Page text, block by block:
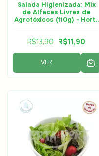
Salada Higienizada: Mix
de Alfaces Livres de
Agrotóxicos (110g) - Horta
R$13,90 R$11,90
VER